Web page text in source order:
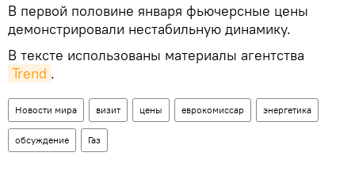
В первой половине января фьючерсные цены
демонстрировали нестабильную динамику.
В тексте использованы материалы агентства
Trend .
Новости мира визит цены еврокомиссар энергетика
обсуждение Газ